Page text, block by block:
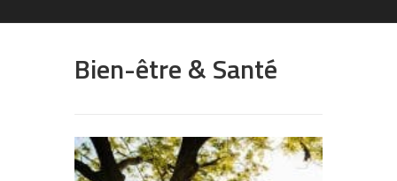
Bien-être & Santé